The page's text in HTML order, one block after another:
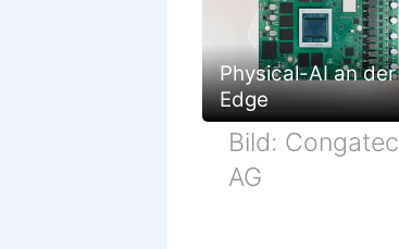
Physical-AI an der
Edge
Bild: Congatec
AG